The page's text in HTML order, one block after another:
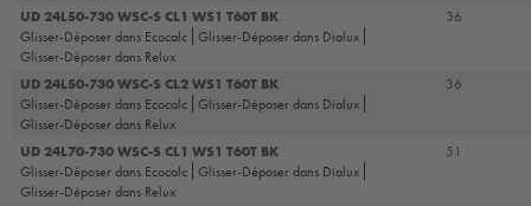
UD 24L50-730 WSC-S CL1 WS1 T60T BK
Glisser-Déposer dans Ecocalc Glisser-Déposer dans Dialux
Glisser-Déposer dans Relux
36
UD 24L50-730 WSC-S CL2 WS1 T60T BK
Glisser-Déposer dans Ecocalc Glisser-Déposer dans Dialux
Glisser-Déposer dans Relux
36
UD 24L70-730 WSC-S CL1 WS1 T60T BK
Glisser-Déposer dans Ecocalc Glisser-Déposer dans Dialux
Glisser-Déposer dans Relux
51